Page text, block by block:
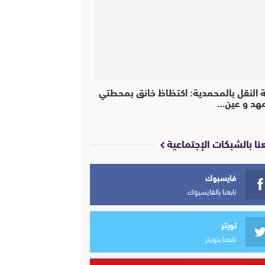
النقل بالمحمدية: اكتظاظ خانق بمحطتي
و عين…
بالشبكات الإجتماعية
فايسبوك
تابعنا بالفايسبوك
تويتر
تابعنا بتويتر